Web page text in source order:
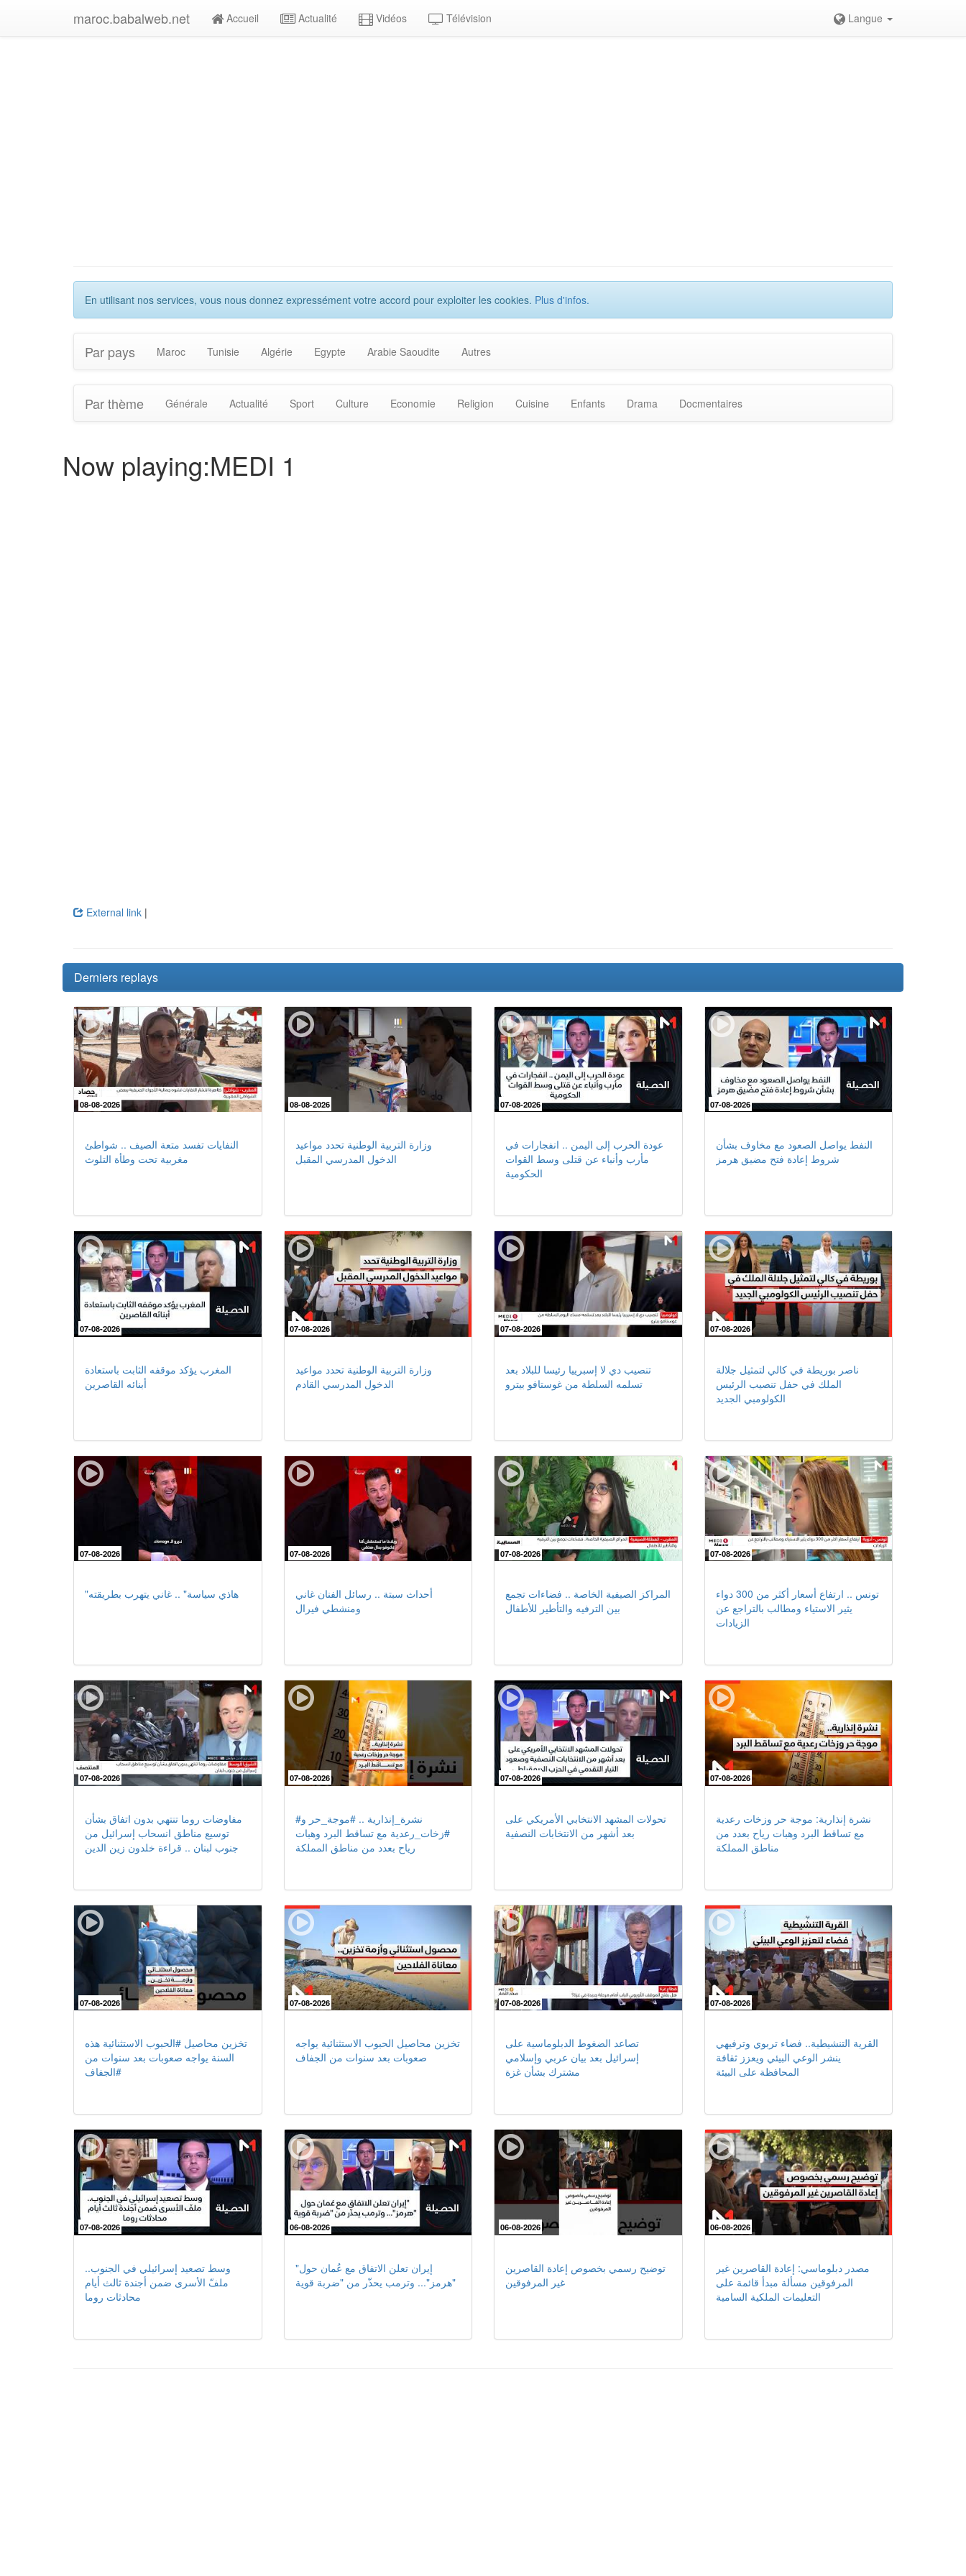
maroc.babalweb.net Accueil Actualité Vidéos Télévision Langue
En utilisant nos services, vous nous donnez expressément votre accord pour exploiter les cookies. Plus d'infos.
Par pays Maroc Tunisie Algérie Egypte Arabie Saoudite Autres
Par thème Générale Actualité Sport Culture Economie Religion Cuisine Enfants Drama Docmentaires
Now playing:MEDI 1
External link |
Derniers replays
08-08-2026
النفايات تفسد متعة الصيف .. شواطئ
مغربية تحت وطأة التلوث
08-08-2026
وزارة التربية الوطنية تحدد مواعيد
الدخول المدرسي المقبل
07-08-2026
عودة الحرب إلى اليمن .. انفجارات في
مأرب وأنباء عن قتلى وسط القوات
الحكومية
07-08-2026
النفط يواصل الصعود مع مخاوف بشأن
شروط إعادة فتح مضيق هرمز
07-08-2026
المغرب يؤكد موقفه الثابت باستعادة
أبنائه القاصرين
07-08-2026
وزارة التربية الوطنية تحدد مواعيد
الدخول المدرسي القادم
07-08-2026
تنصيب دي لا إسبرييا رئيسا للبلاد بعد
تسلمه السلطة من غوستافو بيترو
07-08-2026
ناصر بوريطة في كالي لتمثيل جلالة
الملك في حفل تنصيب الرئيس
الكولومبي الجديد
07-08-2026
"هاذي سياسة" .. غاني يتهرب بطريقته
07-08-2026
أحداث سبتة .. رسائل الفنان غاني
ومنشطي فيرال
07-08-2026
المراكز الصيفية الخاصة .. فضاءات تجمع
بين الترفيه والتأطير للأطفال
07-08-2026
تونس .. ارتفاع أسعار أكثر من 300 دواء
يثير الاستياء ومطالب بالتراجع عن
الزيادات
07-08-2026
مفاوضات روما تنتهي بدون اتفاق بشأن
توسيع مناطق انسحاب إسرائيل من
جنوب لبنان .. قراءة خلدون زين الدين
07-08-2026
#نشرة_إنذارية .. #موجة_حر و
#زخات_رعدية مع تساقط البرد وهبات
رياح بعدد من مناطق المملكة
07-08-2026
تحولات المشهد الانتخابي الأمريكي على
بعد أشهر من الانتخابات النصفية
07-08-2026
نشرة إنذارية: موجة حر وزخات رعدية
مع تساقط البرد وهبات رياح بعدد من
مناطق المملكة
07-08-2026
تخزين محاصيل #الحبوب الاستثنائية هذه
السنة يواجه صعوبات بعد سنوات من
#الجفاف
07-08-2026
تخزين محاصيل الحبوب الاستثنائية يواجه
صعوبات بعد سنوات من الجفاف
07-08-2026
تصاعد الضغوط الدبلوماسية على
إسرائيل بعد بيان عربي وإسلامي
مشترك بشأن غزة
07-08-2026
القرية التنشيطية.. فضاء تربوي وترفيهي
ينشر الوعي البيئي ويعزز ثقافة
المحافظة على البيئة
07-08-2026
وسط تصعيد إسرائيلي في الجنوب..
ملفّ الأسرى ضمن أجندة ثالث أيام
محادثات روما
06-08-2026
"إيران تعلن الاتفاق مع عُمان حول
"هرمز"... وترمب يحذّر من "ضربة قوية
06-08-2026
توضيح رسمي بخصوص إعادة القاصرين
غير المرفوقين
06-08-2026
مصدر دبلوماسي: إعادة القاصرين غير
المرفوقين مسألة مبدأ قائمة على
التعليمات الملكية السامية